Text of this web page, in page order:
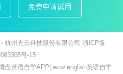
免费申请试用
- 杭州光云科技股份有限公司 浙ICP备
号-15
念英语自学APP| wow english英语自学